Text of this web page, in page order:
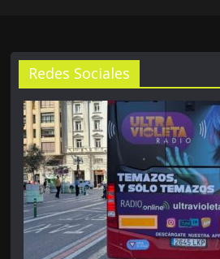
Redes Sociales